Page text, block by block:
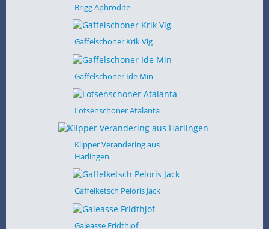
Brigg Aphrodite
Gaffelschoner Krik Vig
Gaffelschoner Ide Min
Lotsenschoner Atalanta
Klipper Verandering aus
Harlingen
Gaffelketsch Peloris Jack
Galeasse Fridthjof